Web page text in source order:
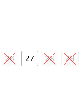
26 27 28 29